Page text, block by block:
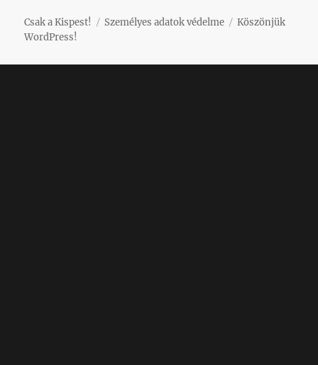
Csak a Kispest! Személyes adatok védelme
Köszönjük
WordPress!